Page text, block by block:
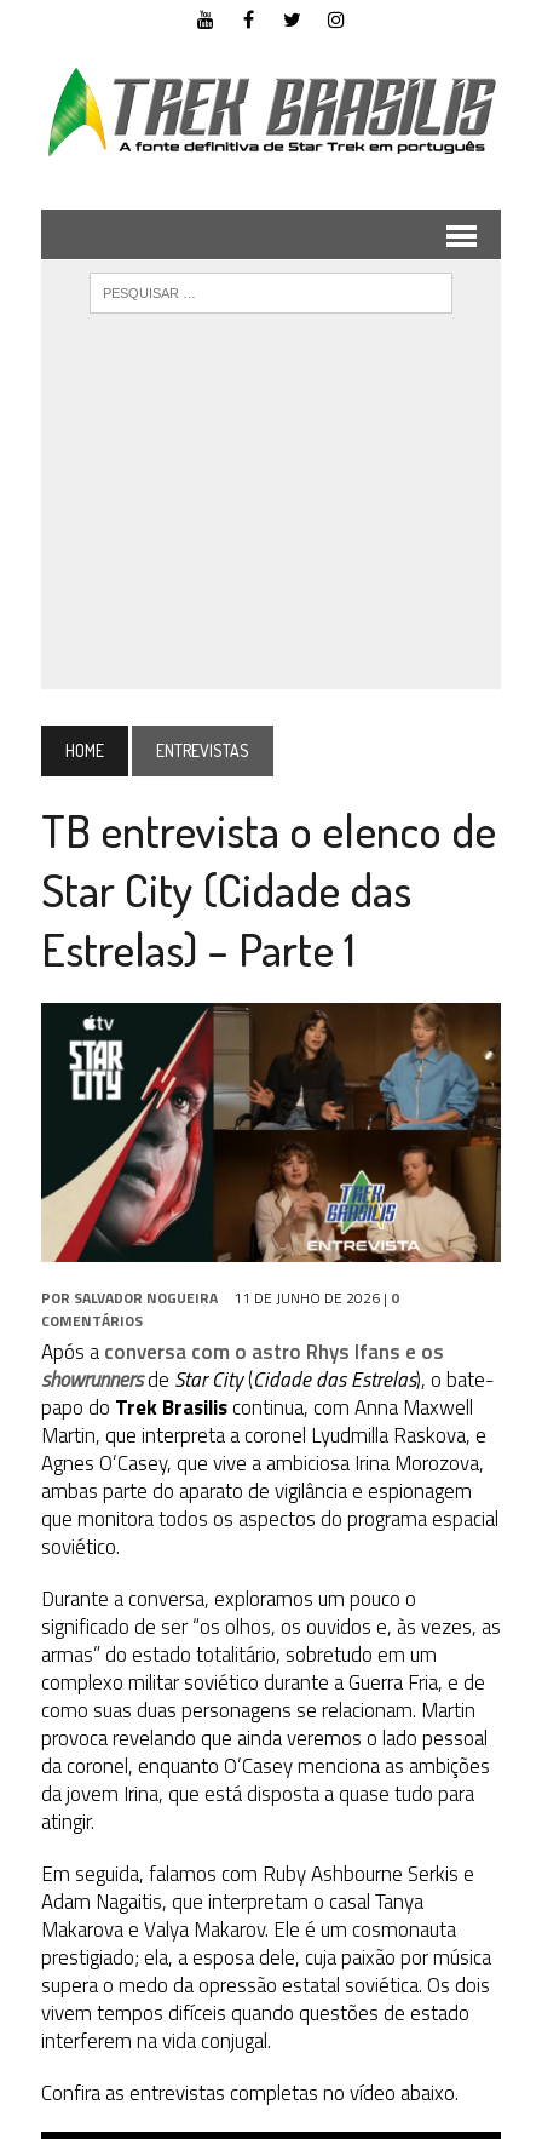
HOME ENTREVISTAS
TB entrevista o elenco de
Star City (Cidade das
Estrelas) – Parte 1
POR SALVADOR NOGUEIRA 11 DE JUNHO DE 2026| 0
COMENTÁRIOS
Após aconversa com o astro Rhys Ifans e os
showrunnersde Star City(Cidade das Estrelas), o bate-
papo do Trek Brasiliscontinua, com Anna Maxwell
Martin, que interpreta a coronel Lyudmilla Raskova, e
Agnes O’Casey, que vive a ambiciosa Irina Morozova,
ambas parte do aparato de vigilância e espionagem
que monitora todos os aspectos do programa espacial
soviético.
Durante a conversa, exploramos um pouco o
significado de ser “os olhos, os ouvidos e, às vezes, as
armas” do estado totalitário, sobretudo em um
complexo militar soviético durante a Guerra Fria, e de
como suas duas personagens se relacionam. Martin
provoca revelando que ainda veremos o lado pessoal
da coronel, enquanto O’Casey menciona as ambições
da jovem Irina, que está disposta a quase tudo para
atingir.
Em seguida, falamos com Ruby Ashbourne Serkis e
Adam Nagaitis, que interpretam o casal Tanya
Makarova e Valya Makarov. Ele é um cosmonauta
prestigiado; ela, a esposa dele, cuja paixão por música
supera o medo da opressão estatal soviética. Os dois
vivem tempos difíceis quando questões de estado
interferem na vida conjugal.
Confira as entrevistas completas no vídeo abaixo.